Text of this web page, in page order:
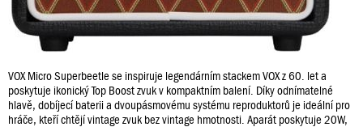
VOX Micro Superbeetle se inspiruje legendárním stackem VOX z 60. let a
poskytuje ikonický Top Boost zvuk v kompaktním balení. Díky odnímatelné
hlavě, dobíjecí baterii a dvoupásmovému systému reproduktorů je ideální pro
hráče, kteří chtějí vintage zvuk bez vintage hmotnosti. Aparát poskytuje 20W,